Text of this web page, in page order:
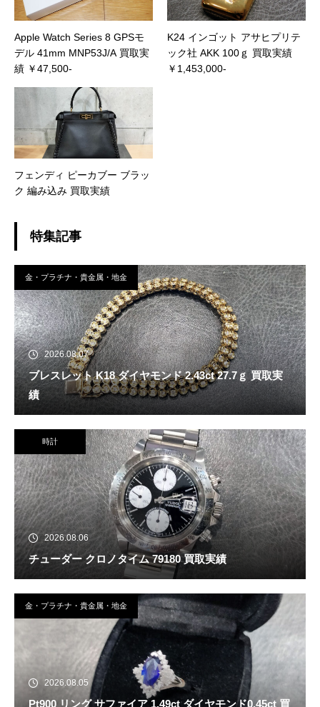
Apple Watch Series 8 GPSモ
デル 41mm MNP53J/A 買取実
績 ￥47,500-
K24 インゴット アサヒプリテ
ック社 AKK 100ｇ 買取実績
￥1,453,000-
フェンディ ピーカブー ブラッ
ク 編み込み 買取実績
特集記事
金・プラチナ・貴金属・地金
2026.08.07
ブレスレット K18 ダイヤモンド 2.43ct 27.7ｇ 買取実
績
時計
2026.08.06
チューダー クロノタイム 79180 買取実績
金・プラチナ・貴金属・地金
2026.08.05
Pt900 リング サファイア 1.49ct ダイヤモンド0.45ct 買